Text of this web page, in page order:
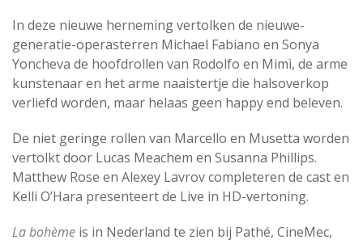
In deze nieuwe herneming vertolken de nieuwe-
generatie-operasterren Michael Fabiano en Sonya
Yoncheva de hoofdrollen van Rodolfo en Mimì, de arme
kunstenaar en het arme naaistertje die halsoverkop
verliefd worden, maar helaas geen happy end beleven.
De niet geringe rollen van Marcello en Musetta worden
vertolkt door Lucas Meachem en Susanna Phillips.
Matthew Rose en Alexey Lavrov completeren de cast en
Kelli O’Hara presenteert de Live in HD-vertoning.
La bohème is in Nederland te zien bij Pathé, CineMec,